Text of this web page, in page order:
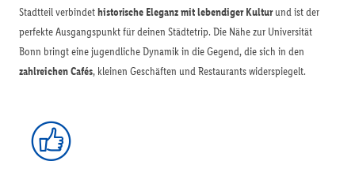
Stadtteil verbindethistorische Eleganz mit lebendiger Kulturund ist der
perfekte Ausgangspunkt für deinen Städtetrip. Die Nähe zur Universität
Bonn bringt eine jugendliche Dynamik in die Gegend, die sich in den
zahlreichen Cafés, kleinen Geschäften und Restaurants widerspiegelt.